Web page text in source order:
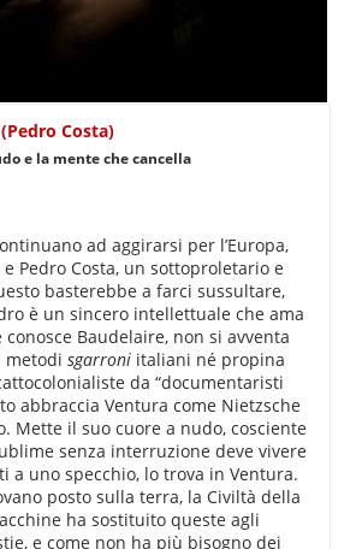
Costa)
e la mente che cancella
ad aggirarsi per l’Europa,
Pedro Costa, un sottoproletario e
basterebbe a farci sussultare,
è un sincero intellettuale che ama
Baudelaire, non si avventa
metodisgarroni italiani né propina
da “documentaristi
abbraccia Ventura come Nietzsche
Mette il suo cuore a nudo, cosciente
senza interruzione deve vivere
a uno specchio, lo trova in Ventura.
posto sulla terra, la Civiltà della
ha sostituito queste agli
e come non ha più bisogno dei